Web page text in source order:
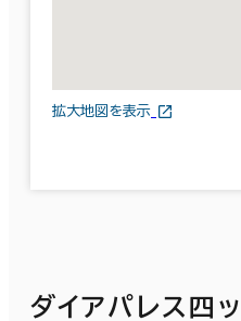
拡大地図を表示
ダイアパレス四